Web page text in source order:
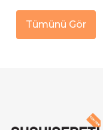
Tümünü Gör